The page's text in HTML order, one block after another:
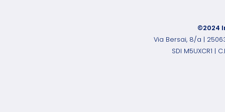
©2024
Via Bersai, 8/a |
SDI M5UXCR1 |